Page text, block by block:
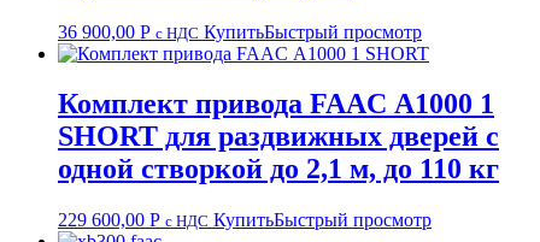
36 900,00 Р с НДС КупитьБыстрый просмотр
Комплект привода FAAC А1000 1
SHORT для раздвижных дверей с
одной створкой до 2,1 м, до 110 кг
229 600,00 Р с НДС КупитьБыстрый просмотр